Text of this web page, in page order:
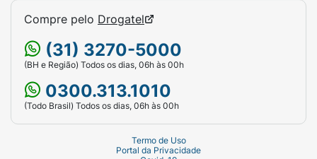
Compre pelo Drogatel
(31) 3270-5000
(BH e Região) Todos os dias, 06h às 00h
0300.313.1010
(Todo Brasil) Todos os dias, 06h às 00h
Termo de Uso
Portal da Privacidade